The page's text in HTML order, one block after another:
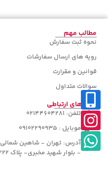
مطالب مهم
نحوه ثبت سفارش
رویه های ارسال سفارشات
قوانین و مقرارت
سوالات متداول
راه های ارتباطی
تلفن: 02144604281
موبایل : 09102290935
آدرس: تهران - شاهین شمالی
- بلوار شهید مخبری- پلاک 222